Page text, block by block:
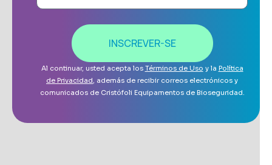
INSCREVER-SE
Al continuar, usted acepta los Términos de Uso y la Política
de Privacidad, además de recibir correos electrónicos y
comunicados de Cristófoli Equipamentos de Bioseguridad.